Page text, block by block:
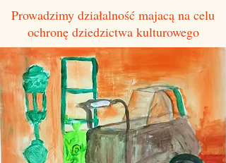
Prowadzimy działalność majacą na celu
ochronę dziedzictwa kulturowego